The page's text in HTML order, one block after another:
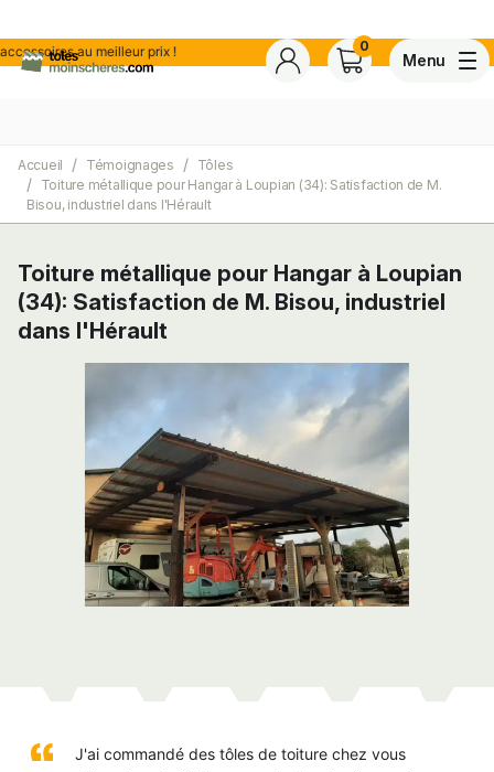
au meilleur prix ! 0
Menu
Basé sur 30 avis certifiés conforme à NF ISO 20488 par AFNOR Certification.
Accueil Témoignages
Tôles
Toiture métallique pour Hangar à Loupian (34): Satisfaction de M.
Bisou, industriel dans l'Hérault
Toiture métallique pour Hangar à Loupian
(34): Satisfaction de M. Bisou, industriel
dans l'Hérault
J'ai commandé des tôles de toiture chez vous